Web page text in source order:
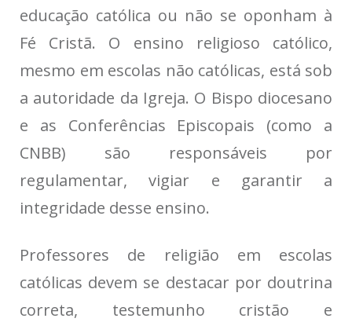
educação católica ou não se oponham à
Fé Cristã. O ensino religioso católico,
mesmo em escolas não católicas, está sob
a autoridade da Igreja. O Bispo diocesano
e as Conferências Episcopais (como a
CNBB) são responsáveis por
regulamentar, vigiar e garantir a
integridade desse ensino.
Professores de religião em escolas
católicas devem se destacar por doutrina
correta, testemunho cristão e